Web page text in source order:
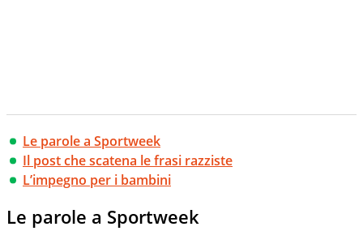
Le parole a Sportweek
Il post che scatena le frasi razziste
L’impegno per i bambini
Le parole a Sportweek